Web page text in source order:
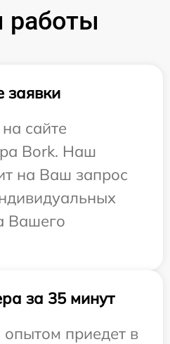
работы
сайте
Bork. Наш
на Ваш запрос
Вашего
за 35 минут
приедет в